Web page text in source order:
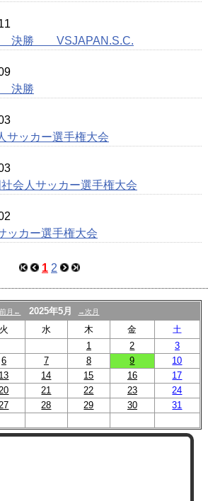
決勝 VSJAPAN.S.C.
決勝
サッカー選手権大会
会人サッカー選手権大会
ッカー選手権大会
1 2
前月← 2025年5月 →次月
火 水 木 金
土
1
2
3
6 7 8 9
10
13 14 15 16
17
21 22 23
24
28 29 30 31